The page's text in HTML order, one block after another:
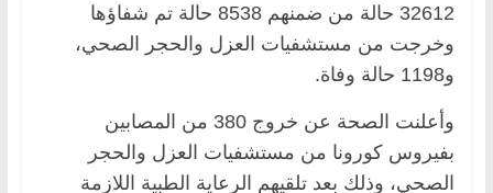
32612 حالة من ضمنهم 8538 حالة تم شفاؤها
وخرجت من مستشفيات العزل والحجر الصحي،
و1198 حالة وفاة.
وأعلنت الصحة عن خروج 380 من المصابين
بفيروس كورونا من مستشفيات العزل والحجر
الصحي، وذلك بعد تلقيهم الرعاية الطبية اللازمة